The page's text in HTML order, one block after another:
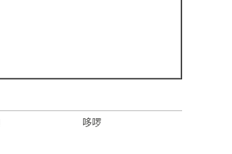
哆啰